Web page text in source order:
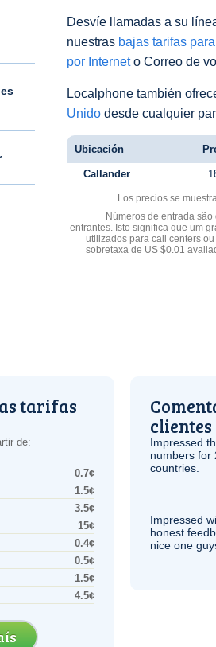
Desvíe llamadas a su
nuestras bajas tarifas
por Interneto Correo de
Localphone también
Unido desde cualquier
Ubicación
Callander
Los precios se
Números de entrada
entrantes. Isto significa que um
utilizados para call centers
sobretaxa de US $0.01
tarifas
de:
0.7¢
1.5¢
3.5¢
15¢
0.4¢
0.5¢
1.5¢
4.5¢
clientes
Impressed
numbers for
countries.
Impressed
honest
nice one